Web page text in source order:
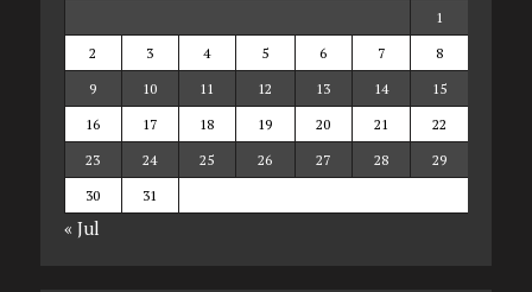
1
2
3 4 5 6 7
8
9
10 11 12 13 14
15
16
17 18 19 20 21
22
23
24 25 26 27 28
29
30
31
« Jul